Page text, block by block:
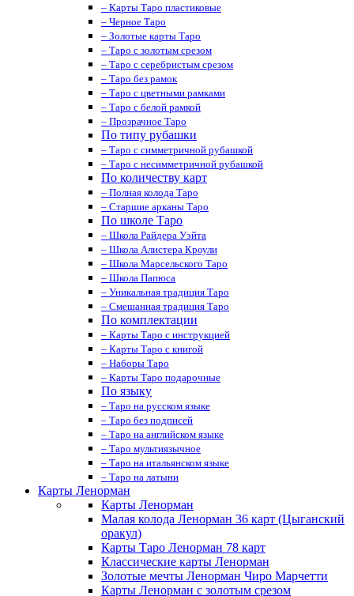
– Карты Таро пластиковые
– Черное Таро
– Золотые карты Таро
– Таро с золотым срезом
– Таро с серебристым срезом
– Таро без рамок
– Таро с цветными рамками
– Таро с белой рамкой
– Прозрачное Таро
По типу рубашки
– Таро с симметричной рубашкой
– Таро с несимметричной рубашкой
По количеству карт
– Полная колода Таро
– Старшие арканы Таро
По школе Таро
– Школа Райдера Уэйта
– Школа Алистера Кроули
– Школа Марсельского Таро
– Школа Папюса
– Уникальная традиция Таро
– Смешанная традиция Таро
По комплектации
– Карты Таро с инструкцией
– Карты Таро с книгой
– Наборы Таро
– Карты Таро подарочные
По языку
– Таро на русском языке
– Таро без подписей
– Таро на английском языке
– Таро мультиязычное
– Таро на итальянском языке
– Таро на латыни
Карты Ленорман
Карты Ленорман
Малая колода Ленорман 36 карт (Цыганский
оракул)
Карты Таро Ленорман 78 карт
Классические карты Ленорман
Золотые мечты Ленорман Чиро Марчетти
Карты Ленорман с золотым срезом